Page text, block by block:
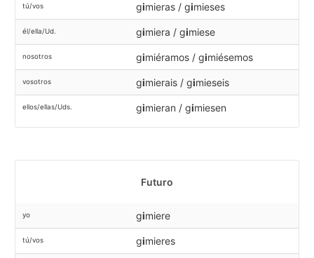
tú/vos gimieras / gimieses
él/ella/Ud. gimiera / gimiese
nosotros gimiéramos / gimiésemos
vosotros gimierais / gimieseis
ellos/ellas/Uds. gimieran / gimiesen
Futuro
yo gimiere
tú/vos gimieres